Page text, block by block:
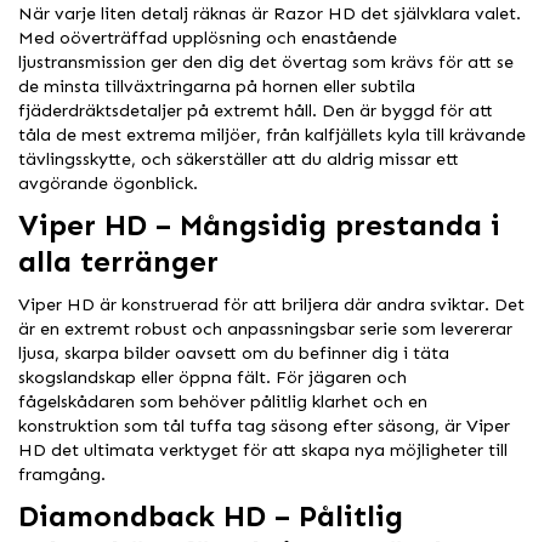
När varje liten detalj räknas är Razor HD det självklara valet.
Med oöverträffad upplösning och enastående
ljustransmission ger den dig det övertag som krävs för att se
de minsta tillväxtringarna på hornen eller subtila
fjäderdräktsdetaljer på extremt håll. Den är byggd för att
tåla de mest extrema miljöer, från kalfjällets kyla till krävande
tävlingsskytte, och säkerställer att du aldrig missar ett
avgörande ögonblick.
Viper HD – Mångsidig prestanda i
alla terränger
Viper HD är konstruerad för att briljera där andra sviktar. Det
är en extremt robust och anpassningsbar serie som levererar
ljusa, skarpa bilder oavsett om du befinner dig i täta
skogslandskap eller öppna fält. För jägaren och
fågelskådaren som behöver pålitlig klarhet och en
konstruktion som tål tuffa tag säsong efter säsong, är Viper
HD det ultimata verktyget för att skapa nya möjligheter till
framgång.
Diamondback HD – Pålitlig